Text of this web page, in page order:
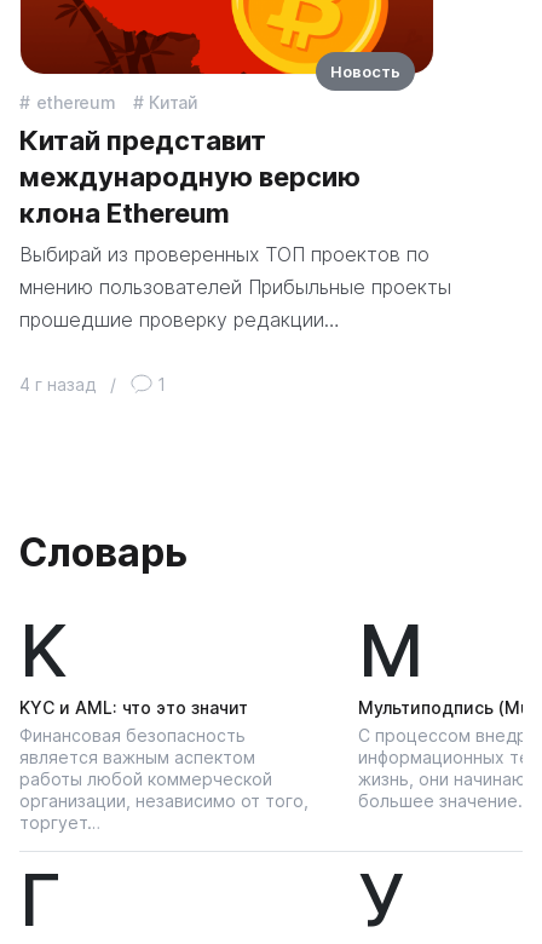
ethereum Китай
Китай представит
международную версию
клона Ethereum
Выбирай из проверенных ТОП проектов по
мнению пользователей Прибыльные проекты
прошедшие проверку редакции…
4 г назад / 1
Новость
Словарь
K
KYС и AML: что это значит
Финансовая безопасность
является важным аспектом
работы любой коммерческой
организации, независимо от того,
торгует…
М
Мультиподпись
С процессом
информационных
жизнь, они начинают
большее значение…
Г У